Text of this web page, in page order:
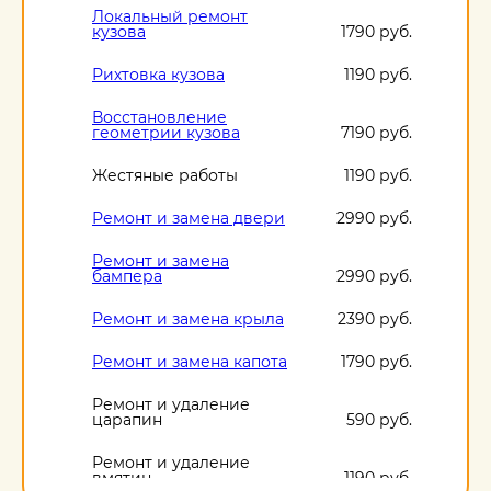
Локальный ремонт
кузова 1790 руб.
Рихтовка кузова 1190 руб.
Восстановление
геометрии кузова 7190 руб.
Жестяные работы 1190 руб.
Ремонт и замена двери 2990 руб.
Ремонт и замена
бампера 2990 руб.
Ремонт и замена крыла 2390 руб.
Ремонт и замена капота 1790 руб.
Ремонт и удаление
царапин 590 руб.
Ремонт и удаление
вмятин 1190 руб.